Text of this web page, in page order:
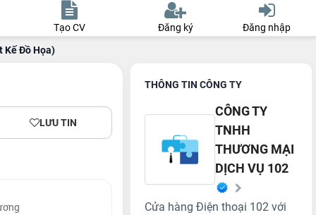
Tạo CV Đăng ký Đăng nhập
Kế Đồ Họa)
LƯU TIN
THÔNG TIN CÔNG TY
CÔNG TY
TNHH
THƯƠNG MẠI
DỊCH VỤ 102
Cửa hàng Điện thoại 102 với